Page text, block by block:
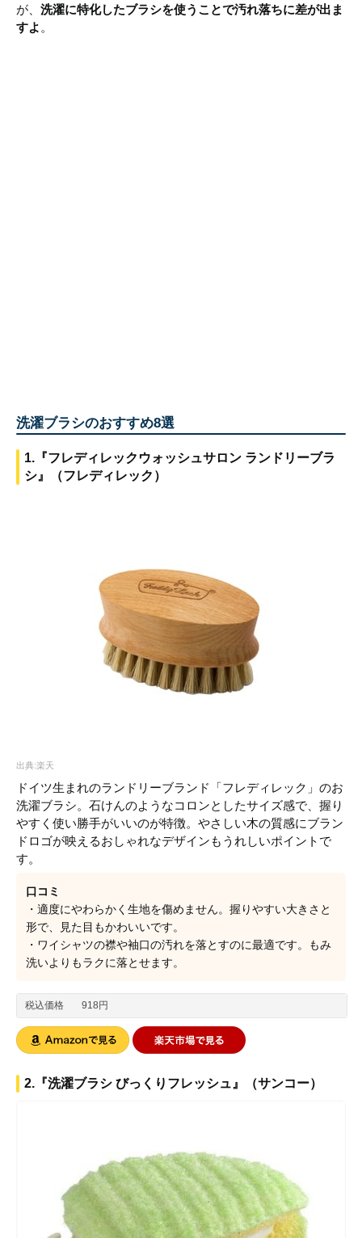
が、 洗濯に特化したブラシを使うことで汚れ落ちに差が出ま
すよ 。
洗濯ブラシのおすすめ8選
1.『フレディレックウォッシュサロン ランドリーブラ
シ』（フレディレック）
出典:楽天
ドイツ生まれのランドリーブランド「フレディレック」のお
洗濯ブラシ。石けんのようなコロンとしたサイズ感で、握り
やすく使い勝手がいいのが特徴。やさしい木の質感にブラン
ドロゴが映えるおしゃれなデザインもうれしいポイントで
す。
口コミ
・適度にやわらかく生地を傷めません。握りやすい大きさと
形で、見た目もかわいいです。
・ワイシャツの襟や袖口の汚れを落とすのに最適です。もみ
洗いよりもラクに落とせます。
税込価格 918円
2.『洗濯ブラシ びっくりフレッシュ』（サンコー）